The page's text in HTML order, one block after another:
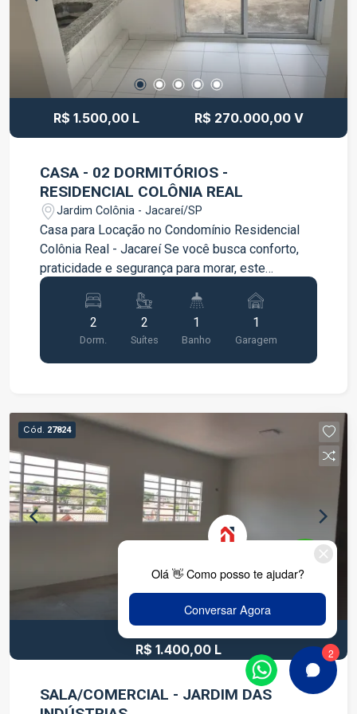
Vicentina Aranha, Parque Santos Dumont,
hospitais, escolas, supermercados, farmácias,
restaurantes, academias e diversos comércios.
Além disso, possui fácil acesso às principais
avenidas da cidade. Agende sua visita e conheça
este excelente apartamento!
R$ 1.500,00 L R$ 270.000,00 V
CASA - 02 DORMITÓRIOS -
RESIDENCIAL COLÔNIA REAL
Jardim Colônia - Jacareí/SP
Casa para Locação no Condomínio Residencial
Colônia Real - Jacareí Se você busca conforto,
praticidade e segurança para morar, este
excelente apartamento no Condomínio
Residencial Colônia Real é a escolha ideal! O
imóvel oferece ambientes bem distribuídos,
proporcionando funcionalidade e qualidade de
vida para toda a família. Características do
Área de serviço; Excelente iluminação e
ventilação natural. Destaques do condomínio:
Condomínio seguro e organizado; Ambiente
tranquilo e familiar; Fácil acesso às principais
vias da cidade; Próximo a supermercados,
escolas, farmácias, comércios e serviços. Ideal
para quem procura um imóvel bem localizado,
visita e venha conhecer seu novo lar!
2
Dorm.
2
Suítes
1
Banho
1
Garagem
Cód. 27824
R$ 1.400,00 L
SALA/COMERCIAL - JARDIM DAS